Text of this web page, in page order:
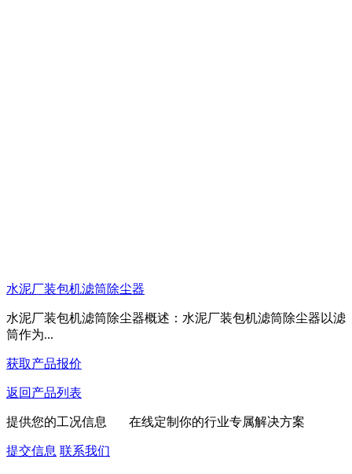
水泥厂装包机滤筒除尘器
水泥厂装包机滤筒除尘器概述：水泥厂装包机滤筒除尘器以滤
筒作为...
获取产品报价
返回产品列表
提供您的工况信息 在线定制你的行业专属解决方案
提交信息 联系我们
欢迎来到本网站，请问有什么可以帮您？